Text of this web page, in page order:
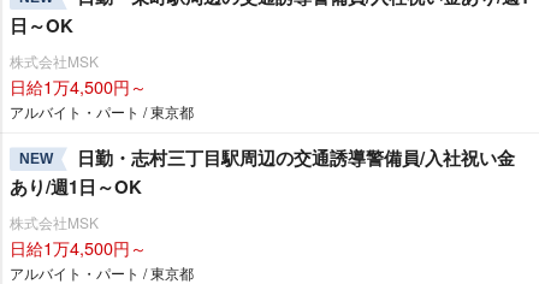
日～OK
株式会社MSK
日給1万4,500円～
アルバイト・パート / 東京都
NEW
日勤・志村三丁目駅周辺の交通誘導警備員/入社祝い金
あり/週1日～OK
株式会社MSK
日給1万4,500円～
アルバイト・パート / 東京都